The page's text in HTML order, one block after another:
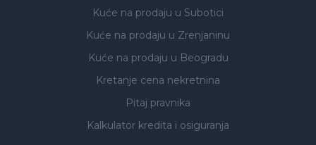
Kuće na prodaju u Subotici
Kuće na prodaju u Zrenjaninu
Kuće na prodaju u Beogradu
Kretanje cena nekretnina
Pitaj pravnika
Kalkulator kredita i osiguranja